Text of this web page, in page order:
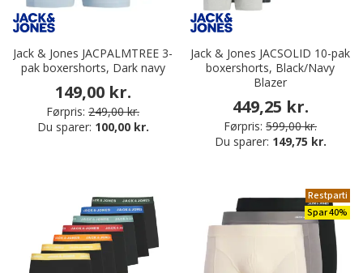
Jack & Jones JACPALMTREE 3-
pak boxershorts, Dark navy
149,00 kr.
Førpris: 249,00 kr.
Du sparer: 100,00 kr.
Jack & Jones JACSOLID 10-pak
boxershorts, Black/Navy
Blazer
449,25 kr.
Førpris: 599,00 kr.
Du sparer: 149,75 kr.
Restparti
Spar 40%